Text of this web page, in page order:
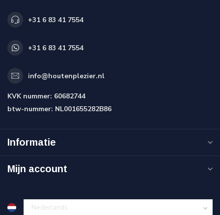
+31 6 83 41 7554
+31 6 83 41 7554
info@houtenplezier.nl
KVK nummer: 60682744
btw-nummer: NL001655282B86
Informatie
Mijn account